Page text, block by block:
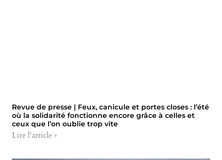
Revue de presse | Feux, canicule et portes closes : l’été
où la solidarité fonctionne encore grâce à celles et
ceux que l’on oublie trop vite
Lire l'article »